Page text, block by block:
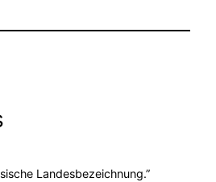
Landesbezeichnung.”